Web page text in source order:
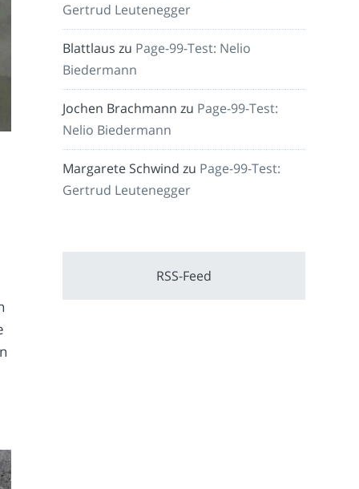
Gertrud Leutenegger
Blattlaus zu Page-99-Test: Nelio
Biedermann
Jochen Brachmann zu Page-99-Test:
Nelio Biedermann
Margarete Schwind zu Page-99-Test:
Gertrud Leutenegger
RSS-Feed